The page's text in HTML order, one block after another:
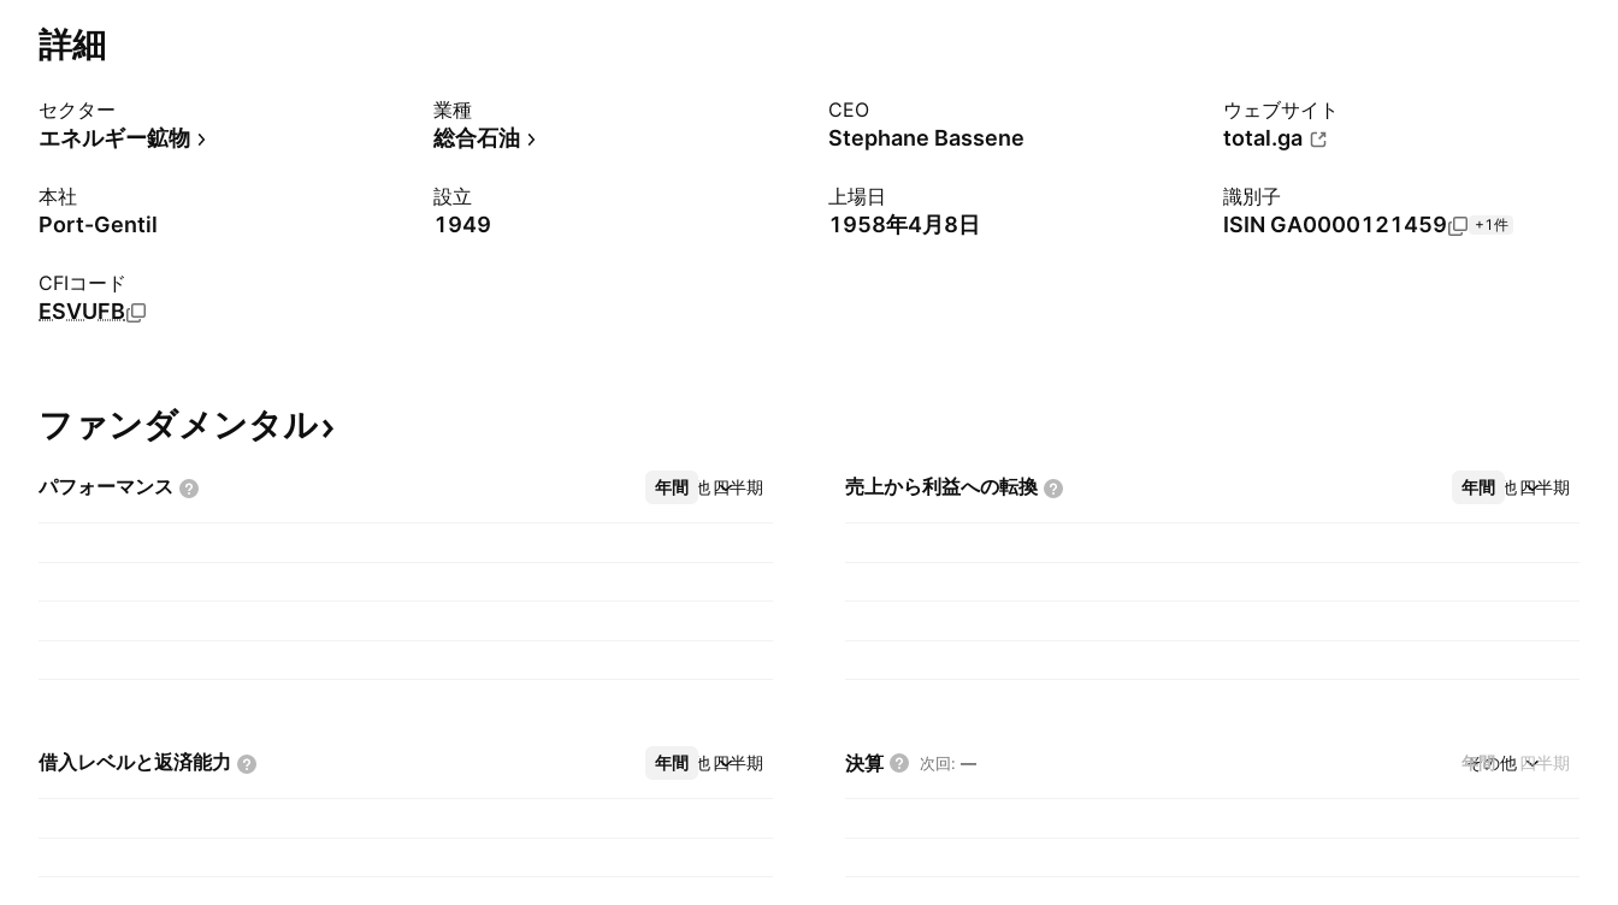
詳細
セクター
エネルギー鉱物
業種
総合石油
CEO
Stephane Bassene
ウェブサイト
total.ga
本社
Port-Gentil
設立
1949
上場日
1958年4月8日
識別子
ISIN GA0000121459 +1件
CFIコード
ESVUFB
ファンダメンタル
パフォーマンス 年間 四半期
その他 売上から利益への転換 年間 四半期
その他
借入レベルと返済能力 年間 四半期
その他 決算 次回: — 年間 四半期
その他